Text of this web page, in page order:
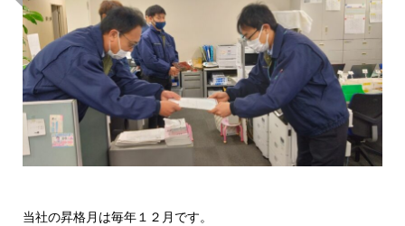
当社の昇格月は毎年１２月です。